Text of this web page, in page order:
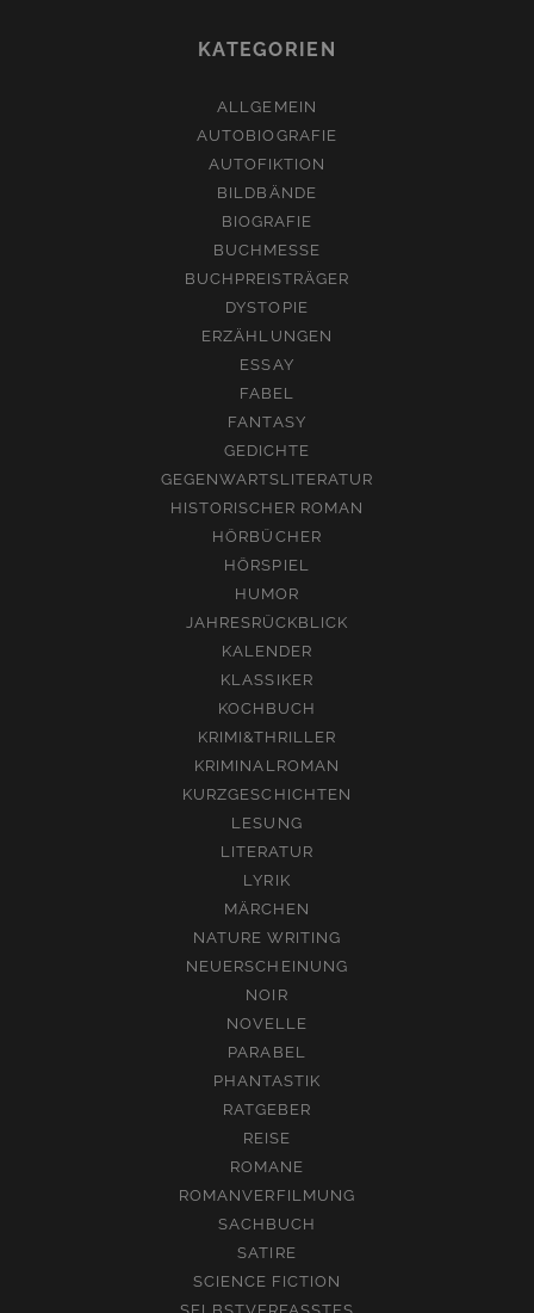
KATEGORIEN
ALLGEMEIN
AUTOBIOGRAFIE
AUTOFIKTION
BILDBÄNDE
BIOGRAFIE
BUCHMESSE
BUCHPREISTRÄGER
DYSTOPIE
ERZÄHLUNGEN
ESSAY
FABEL
FANTASY
GEDICHTE
GEGENWARTSLITERATUR
HISTORISCHER ROMAN
HÖRBÜCHER
HÖRSPIEL
HUMOR
JAHRESRÜCKBLICK
KALENDER
KLASSIKER
KOCHBUCH
KRIMI&THRILLER
KRIMINALROMAN
KURZGESCHICHTEN
LESUNG
LITERATUR
LYRIK
MÄRCHEN
NATURE WRITING
NEUERSCHEINUNG
NOIR
NOVELLE
PARABEL
PHANTASTIK
RATGEBER
REISE
ROMANE
ROMANVERFILMUNG
SACHBUCH
SATIRE
SCIENCE FICTION